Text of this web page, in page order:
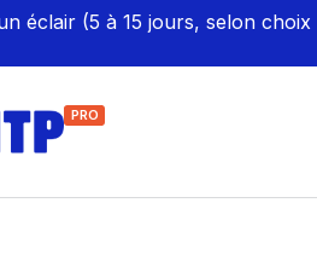
éclair (5 à 15 jours, selon choix
PRO